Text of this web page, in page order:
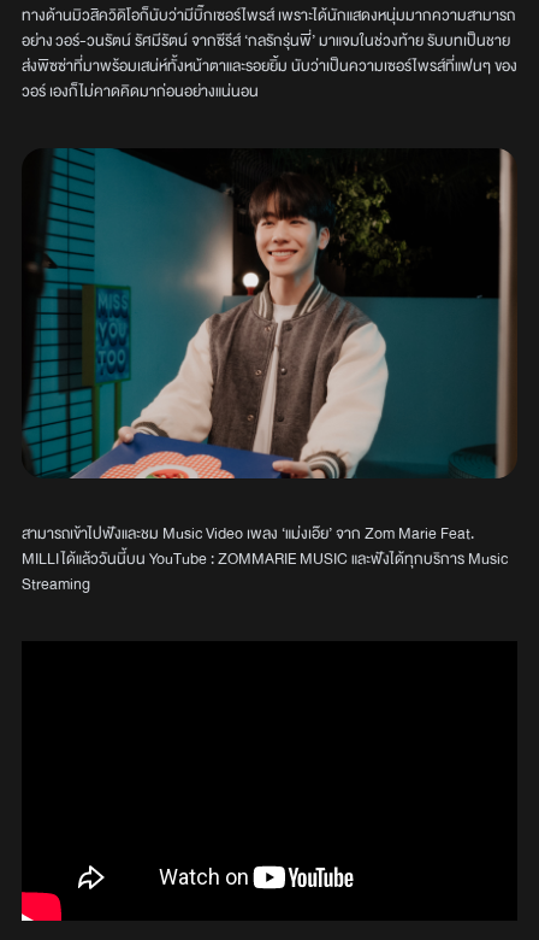
ทางด้านมิวสิควิดิโอก็นับว่ามีบิ๊กเซอร์ไพรส์ เพราะได้นักแสดงหนุ่มมากความสามารถ
อย่าง วอร์-วนรัตน์ รัศมีรัตน์ จากซีรีส์ ‘กลรักรุ่นพี่’ มาแจมในช่วงท้าย รับบทเป็นชาย
ส่งพิซซ่าที่มาพร้อมเสน่ห์ทั้งหน้าตาและรอยยิ้ม นับว่าเป็นความเซอร์ไพรส์ที่แฟนๆ ของ
วอร์ เองก็ไม่คาดคิดมาก่อนอย่างแน่นอน
สามารถเข้าไปฟังและชม Music Video เพลง ‘แม่งเอ๊ย’ จาก Zom Marie Feat.
MILLI ได้แล้ววันนี้บน YouTube : ZOMMARIE MUSIC และฟังได้ทุกบริการ Music
Streaming